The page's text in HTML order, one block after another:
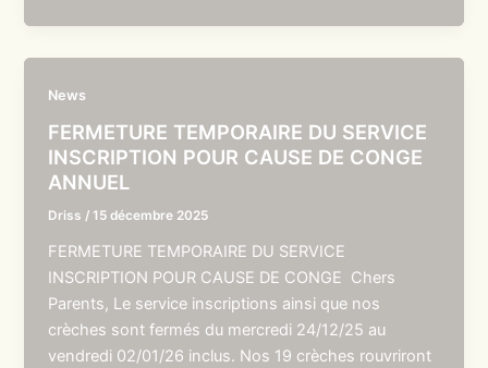
News
FERMETURE TEMPORAIRE DU SERVICE
INSCRIPTION POUR CAUSE DE CONGE
ANNUEL
Driss /15 décembre 2025
FERMETURE TEMPORAIRE DU SERVICE
INSCRIPTION POUR CAUSE DE CONGE Chers
Parents, Le service inscriptions ainsi que nos
crèches sont fermés du mercredi 24/12/25 au
vendredi 02/01/26 inclus. Nos 19 crèches rouvriront